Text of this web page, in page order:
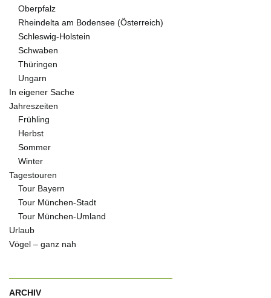
Oberpfalz
Rheindelta am Bodensee (Österreich)
Schleswig-Holstein
Schwaben
Thüringen
Ungarn
In eigener Sache
Jahreszeiten
Frühling
Herbst
Sommer
Winter
Tagestouren
Tour Bayern
Tour München-Stadt
Tour München-Umland
Urlaub
Vögel – ganz nah
ARCHIV